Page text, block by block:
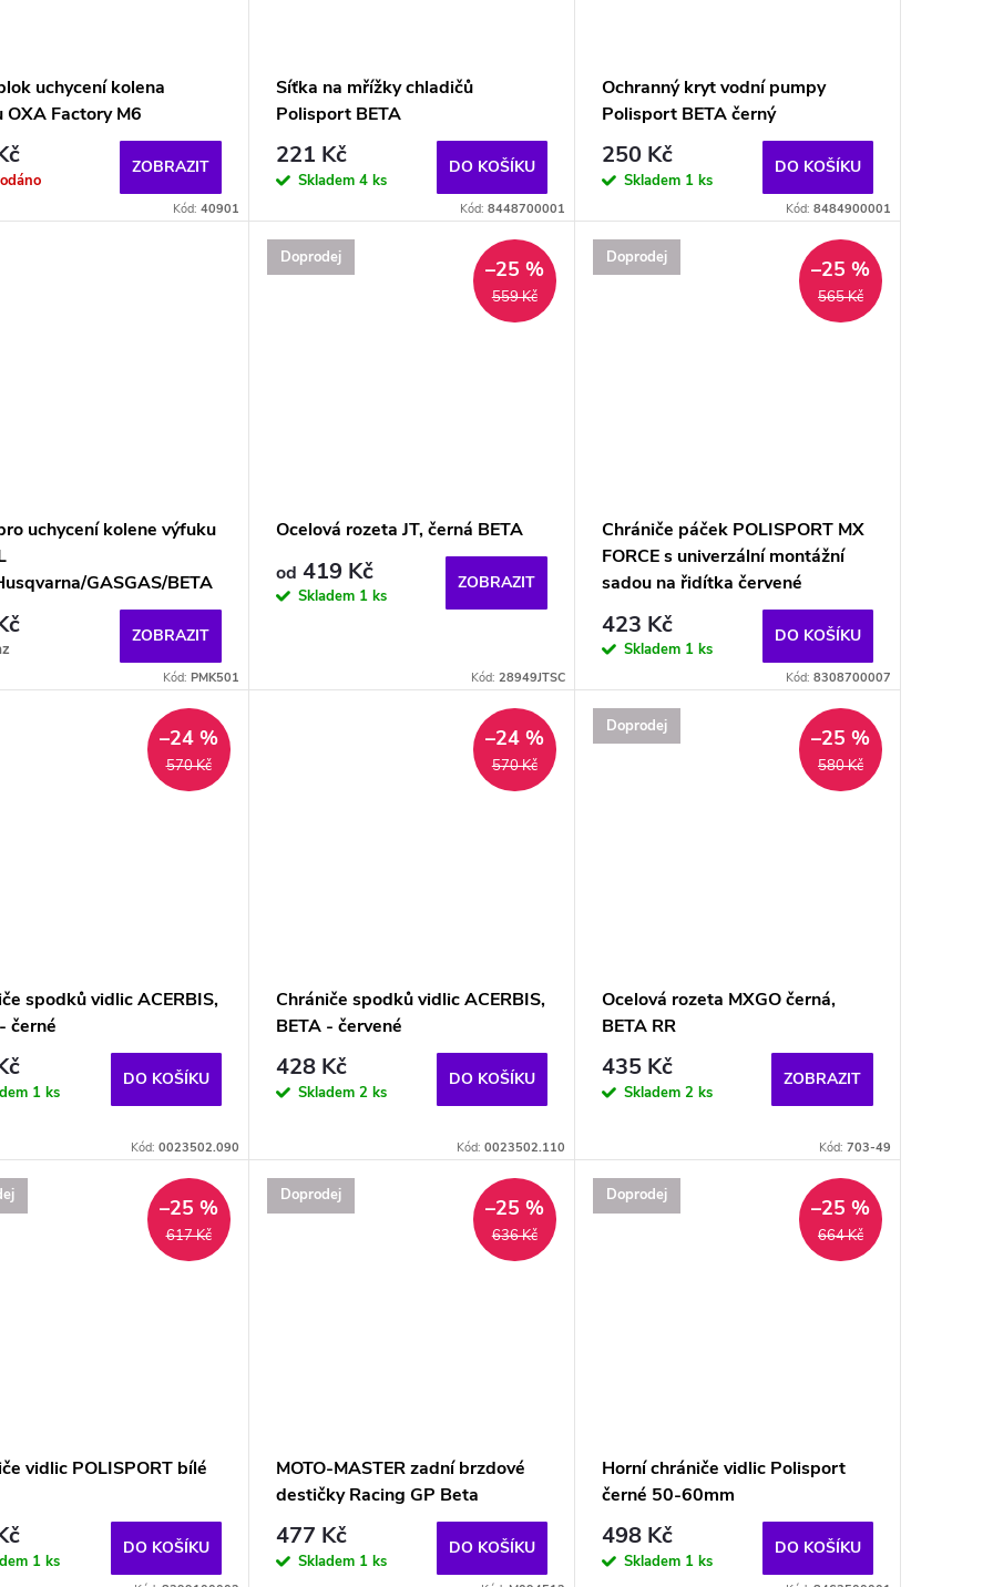
uchycení kolena
OXA Factory M6
ZOBRAZIT
Kód: 40901
Síťka na mřížky chladičů
Polisport BETA
221 Kč
Skladem 4 ks
DO KOŠÍKU
Kód: 8448700001
Ochranný kryt vodní pumpy
Polisport BETA černý
250 Kč
Skladem 1 ks
DO KOŠÍKU
Kód: 8484900001
uchycení kolene výfuku
GASGAS/BETA
ZOBRAZIT
Kód: PMK501
Doprodej
559 Kč
–25 %
Ocelová rozeta JT, černá BETA
od 419 Kč
Skladem 1 ks
ZOBRAZIT
Kód: 28949JTSC
Doprodej
565 Kč
–25 %
Chrániče páček POLISPORT MX
FORCE s univerzální montážní
sadou na řidítka červené
423 Kč
Skladem 1 ks
DO KOŠÍKU
Kód: 8308700007
570 Kč
–24 %
spodků vidlic ACERBIS,
černé
1 ks
DO KOŠÍKU
Kód: 0023502.090
570 Kč
–24 %
Chrániče spodků vidlic ACERBIS,
BETA - červené
428 Kč
Skladem 2 ks
DO KOŠÍKU
Kód: 0023502.110
Doprodej
580 Kč
–25 %
Ocelová rozeta MXGO černá,
BETA RR
435 Kč
Skladem 2 ks
ZOBRAZIT
Kód: 703-49
617 Kč
–25 %
vidlic POLISPORT bílé
1 ks
DO KOŠÍKU
Doprodej
636 Kč
–25 %
MOTO-MASTER zadní brzdové
destičky Racing GP Beta
477 Kč
Skladem 1 ks
DO KOŠÍKU
Doprodej
664 Kč
–25 %
Horní chrániče vidlic Polisport
černé 50-60mm
498 Kč
Skladem 1 ks
DO KOŠÍKU